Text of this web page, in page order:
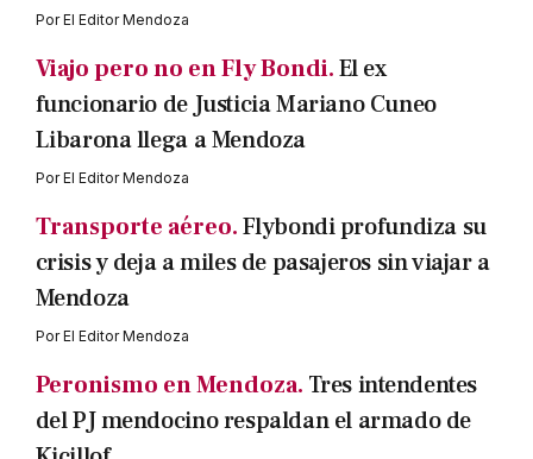
PorEl Editor Mendoza
Viajo pero no en Fly Bondi.El ex
funcionario de Justicia Mariano Cuneo
Libarona llega a Mendoza
PorEl Editor Mendoza
Transporte aéreo.Flybondi profundiza su
crisis y deja a miles de pasajeros sin viajar a
Mendoza
PorEl Editor Mendoza
Peronismo en Mendoza. Tres intendentes
del PJ mendocino respaldan el armado de